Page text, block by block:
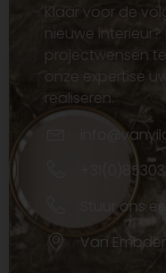
Klaar voor de
nieuwe
projectwensen
onze expertise
realiseren.
Stuur ons
Van